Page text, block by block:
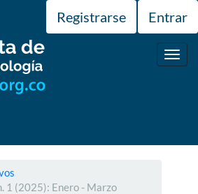
Registrarse Entrar
1 (2025): Enero - Marzo